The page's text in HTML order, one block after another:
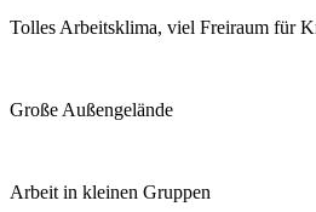
Tolles Arbeitsklima, viel Freiraum für
Große Außengelände
Arbeit in kleinen Gruppen